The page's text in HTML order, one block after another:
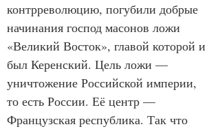
контрреволюцию, погубили добрые
начинания господ масонов ложи
«Великий Восток», главой которой и
был Керенский. Цель ложи —
уничтожение Российской империи,
то есть России. Её центр —
Французская республика. Так что